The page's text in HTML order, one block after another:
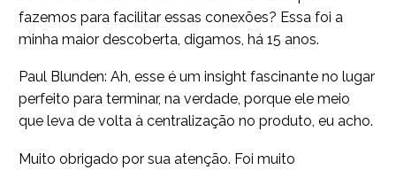
fazemos para facilitar essas conexões? Essa foi a
minha maior descoberta, digamos, há 15 anos.
Paul Blunden: Ah, esse é um insight fascinante no lugar
perfeito para terminar, na verdade, porque ele meio
que leva de volta à centralização no produto, eu acho.
Muito obrigado por sua atenção. Foi muito